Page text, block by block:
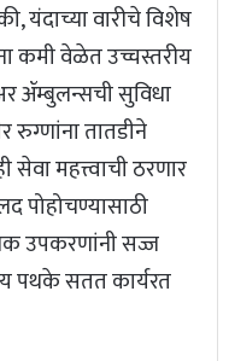
यंदाच्या वारीचे विशेष
कमी वेळेत उच्चस्तरीय
ॲम्बुलन्सची सुविधा
तातडीने
महत्त्वाची ठरणार
पोहोचण्यासाठी
उपकरणांनी सज्ज
पथके सतत कार्यरत